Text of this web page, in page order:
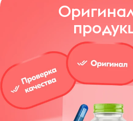
для улучшения выносливости,
общего здоровья.